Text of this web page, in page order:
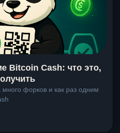
Bitcoin Cash: что это,
много форков и как раз одним